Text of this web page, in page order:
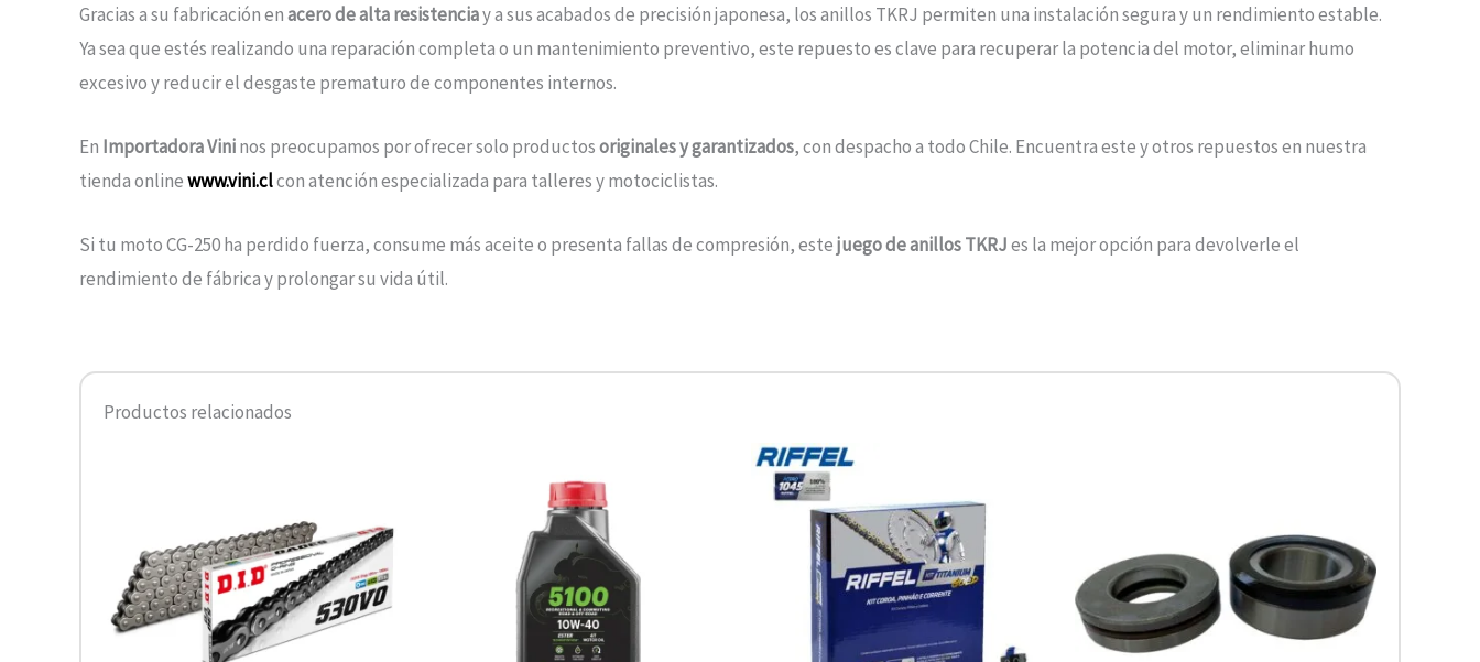
Gracias a su fabricación enacero de alta resistenciay a sus acabados de precisión japonesa, los anillos TKRJ permiten una instalación segura y un rendimiento estable.
Ya sea que estés realizando una reparación completa o un mantenimiento preventivo, este repuesto es clave para recuperar la potencia del motor, eliminar humo
excesivo y reducir el desgaste prematuro de componentes internos.
En Importadora Vininos preocupamos por ofrecer solo productosoriginales y garantizados, con despacho a todo Chile. Encuentra este y otros repuestos en nuestra
tienda onlinewww.vini.clcon atención especializada para talleres y motociclistas.
Si tu moto CG-250 ha perdido fuerza, consume más aceite o presenta fallas de compresión, estejuego de anillos TKRJes la mejor opción para devolverle el
rendimiento de fábrica y prolongar su vida útil.
Productos relacionados
precios:
desde
$10.680
hasta
$13.900